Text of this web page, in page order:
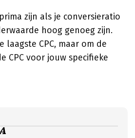
zijn als je conversieratio
hoog genoeg zijn.
laagste CPC, maar om de
CPC voor jouw specifieke